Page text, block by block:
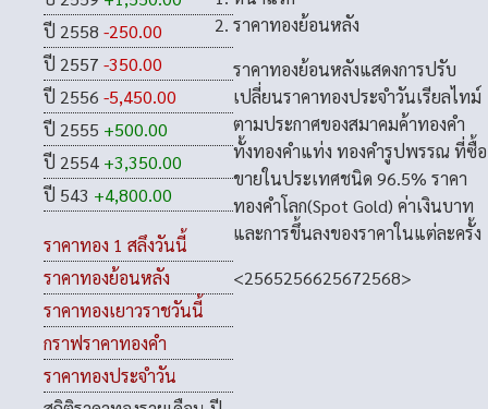
ปี 2558 -250.00
ปี 2557 -350.00
ปี 2556 -5,450.00
ปี 2555 +500.00
ปี 2554 +3,350.00
ปี 543 +4,800.00
ราคาทอง 1 สลึงวันนี้
ราคาทองย้อนหลัง
ราคาทองเยาวราชวันนี้
กราฟราคาทองคำ
ราคาทองประจำวัน
ราคาทองย้อนหลัง
ราคาทองย้อนหลังแสดงการปรับ
เปลี่ยนราคาทองประจำวันเรียลไทม์
ตามประกาศของสมาคมค้าทองคำ
ทั้งทองคำแท่ง ทองคำรูปพรรณ ที่ซื้อ
ขายในประเทศชนิด 96.5% ราคา
ทองคำโลก(Spot Gold) ค่าเงินบาท
และการขึ้นลงของราคาในแต่ละครั้ง
<2565256625672568>